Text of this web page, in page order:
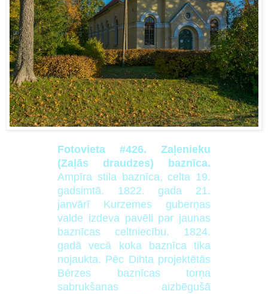
Fotovieta #426. Zaļenieku
(Zaļās draudzes) baznīca.
Ampīra stila baznīca, celta 19.
gadsimtā. 1822. gada 21.
janvārī Kurzemes guberņas
valde izdeva pavēli par jaunas
baznīcas celtniecību. 1824.
gadā vecā koka baznīca tika
nojaukta. Pēc Dihta projektētās
Bērzes baznīcas torņa
sabrukšanas aizbēgušā